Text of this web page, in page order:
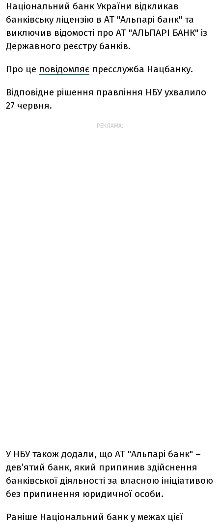
Національний банк України відкликав
банківську ліцензію в АТ "Альпарі банк" та
виключив відомості про АТ "АЛЬПАРІ БАНК" із
Державного реєстру банків.
Про це повідомляє пресслужба Нацбанку.
Відповідне рішення правління НБУ ухвалило
27 червня.
РЕКЛАМА:
У НБУ також додали, що АТ "Альпарі банк" –
дев’ятий банк, який припинив здійснення
банківської діяльності за власною ініціативою
без припинення юридичної особи.
Раніше Національний банк у межах цієї